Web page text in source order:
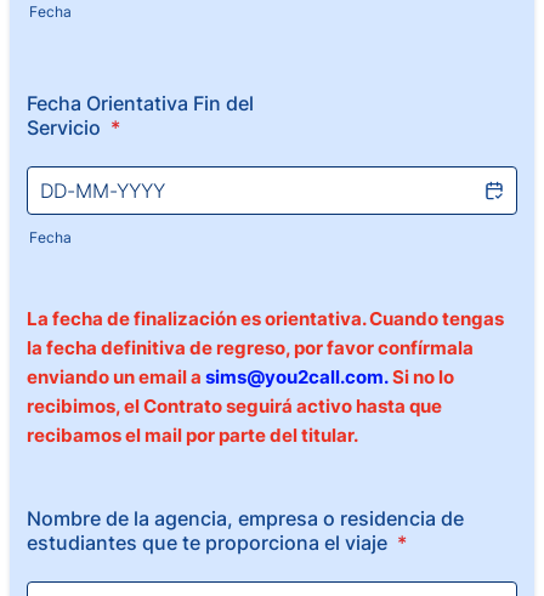
Fecha
Fecha Orientativa Fin del
Servicio *
Fecha
La fecha de finalización es orientativa. Cuando tengas
la fecha definitiva de regreso, por favor confírmala
enviando un email a sims@you2call.com.Si no lo
recibimos, el Contrato seguirá activo hasta que
recibamos el mail por parte del titular.
Nombre de la agencia, empresa o residencia de
estudiantes que te proporciona el viaje *